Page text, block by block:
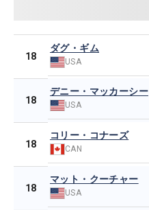
18
ダグ・ギム
USA
18
デニー・マッカーシー
USA
18
コリー・コナーズ
CAN
18
マット・クーチャー
USA